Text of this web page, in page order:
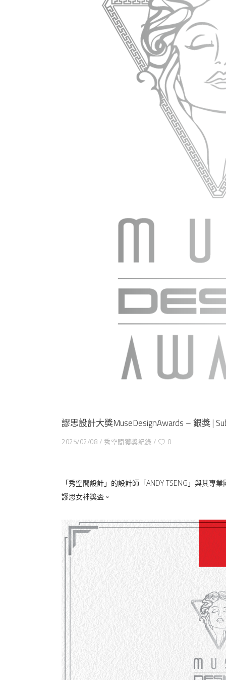
謬思設計大獎MuseDesignAwards – 銀獎 |
2025/02/08 秀空間獲獎紀錄 0
「秀空間設計」的設計師「ANDY TSENG」與其
謬思女神獎盃。